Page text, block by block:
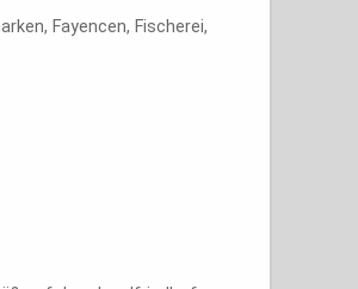
Fayencen, Fischerei,